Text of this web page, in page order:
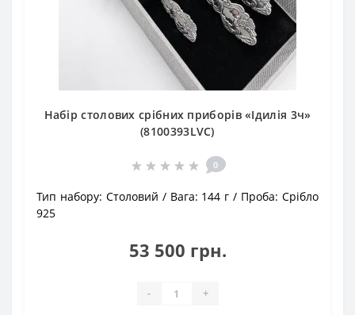
Набір столових срібних приборів «Ідилія 3ч»
(8100393LVC)
0
Тип набору: Столовий Вага: 144 г Проба: Срібло
925
53 500 грн.
- +